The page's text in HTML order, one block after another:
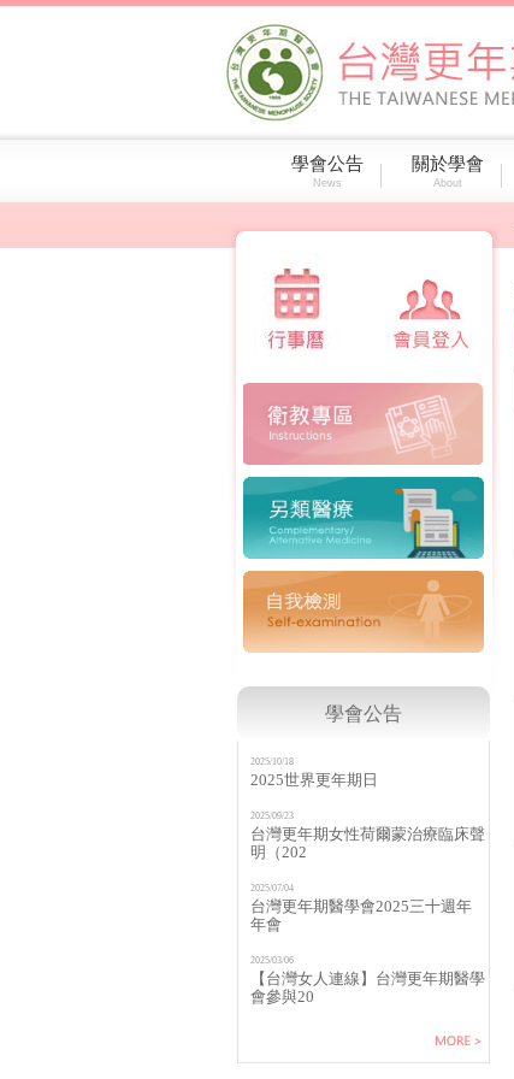
學會公告
News
關於學會
About
學會公告
2025/10/18
2025世界更年期日
2025/09/23
台灣更年期女性荷爾蒙治療臨床聲
明（202
2025/07/04
台灣更年期醫學會2025三十週年
年會
2025/03/06
【台灣女人連線】台灣更年期醫學
會參與20